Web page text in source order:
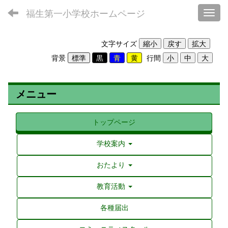
福生第一小学校ホームページ
文字サイズ
背景
行間
メニュー
トップページ
学校案内
おたより
教育活動
各種届出